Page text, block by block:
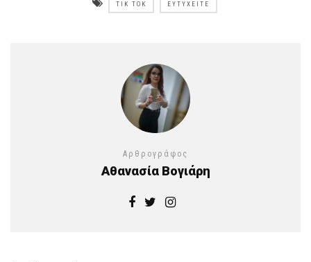
TIK TOK ΕΥΤΥΧΕΊΤΕ
Αρθρογράφος
Αθανασία Βογιάρη